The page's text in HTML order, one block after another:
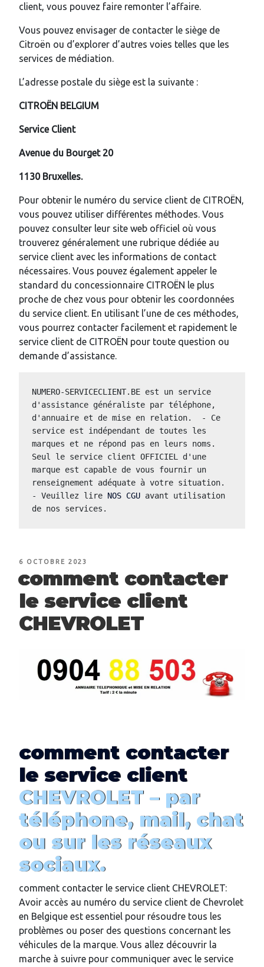
client, vous pouvez faire remonter l’affaire.
Vous pouvez envisager de contacter le siège de
Citroën ou d’explorer d’autres voies telles que les
services de médiation.
L’adresse postale du siège est la suivante :
CITROËN BELGIUM
Service Client
Avenue du Bourget 20
1130 Bruxelles.
Pour obtenir le numéro du service client de CITROËN,
vous pouvez utiliser différentes méthodes. Vous
pouvez consulter leur site web officiel où vous
trouverez généralement une rubrique dédiée au
service client avec les informations de contact
nécessaires. Vous pouvez également appeler le
standard du concessionnaire CITROËN le plus
proche de chez vous pour obtenir les coordonnées
du service client. En utilisant l’une de ces méthodes,
vous pourrez contacter facilement et rapidement le
service client de CITROËN pour toute question ou
demande d’assistance.
NUMERO-SERVICECLIENT.BE est un service
d'assistance généraliste par téléphone,
d'annuaire et de mise en relation.  - Ce
service est indépendant de toutes les
marques et ne répond pas en leurs noms.
Seul le service client OFFICIEL d'une
marque est capable de vous fournir un
renseignement adéquate à votre situation.
- Veuillez lire NOS CGU avant utilisation
de nos services.
PUBLIÉ
6 OCTOBRE 2023
comment contacter
le service client
CHEVROLET
comment contacter
le service client
CHEVROLET – par
téléphone, mail, chat
ou sur les réseaux
sociaux.
comment contacter le service client CHEVROLET:
Avoir accès au numéro du service client de Chevrolet
en Belgique est essentiel pour résoudre tous les
problèmes ou poser des questions concernant les
véhicules de la marque. Vous allez découvrir la
marche à suivre pour communiquer avec le service